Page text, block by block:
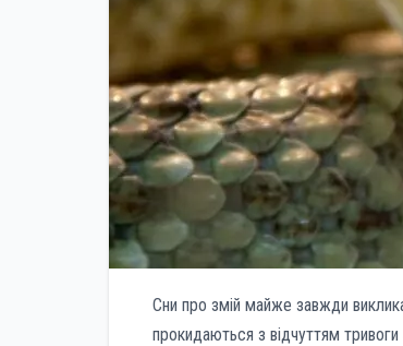
Сни про змій майже завжди
прокидаються з відчуттям